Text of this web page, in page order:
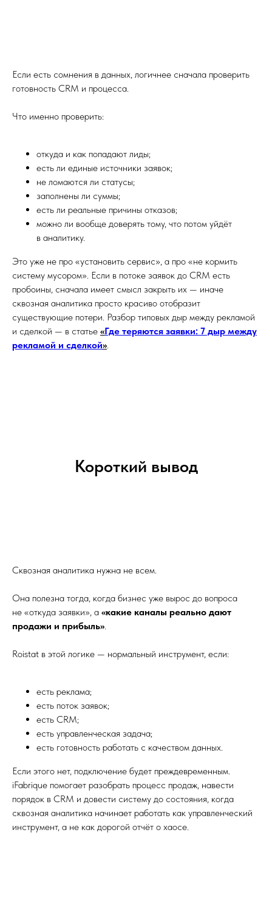
Если есть сомнения в данных, логичнее сначала проверить
готовность CRM и процесса.
Что именно проверить:
откуда и как попадают лиды;
есть ли единые источники заявок;
не ломаются ли статусы;
заполнены ли суммы;
есть ли реальные причины отказов;
можно ли вообще доверять тому, что потом уйдёт
в аналитику.
Это уже не про «установить сервис», а про «не кормить
систему мусором». Если в потоке заявок до CRM есть
пробоины, сначала имеет смысл закрыть их — иначе
сквозная аналитика просто красиво отобразит
существующие потери. Разбор типовых дыр между рекламой
и сделкой — в статье «Где теряются заявки: 7 дыр между
рекламой и сделкой»
Короткий вывод
Сквозная аналитика нужна не всем.
Она полезна тогда, когда бизнес уже вырос до вопроса
не «откуда заявки», а «какие каналы реально дают
продажи и прибыль»
Roistat в этой логике — нормальный инструмент, если:
есть реклама;
есть поток заявок;
есть CRM;
есть управленческая задача;
есть готовность работать с качеством данных.
Если этого нет, подключение будет преждевременным.
iFabrique помогает разобрать процесс продаж, навести
порядок в CRM и довести систему до состояния, когда
сквозная аналитика начинает работать как управленческий
инструмент, а не как дорогой отчёт о хаосе.